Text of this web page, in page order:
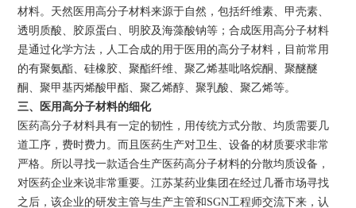
材料。天然医用高分子材料来源于自然，包括纤维素、甲壳素、
透明质酸、胶原蛋白、明胶及海藻酸钠等；合成医用高分子材料
是通过化学方法，人工合成的用于医用的高分子材料，目前常用
的有聚氨酯、硅橡胶、聚酯纤维、聚乙烯基吡咯烷酮、聚醚醚
酮、聚甲基丙烯酸甲酯、聚乙烯醇、聚乳酸、聚乙烯等。
三、医用高分子材料的细化
医药高分子材料具有一定的韧性，用传统方式分散、均质需要几
道工序，费时费力。而且医药生产对卫生、设备的材质要求非常
严格。所以寻找一款适合生产医药高分子材料的分散均质设备，
对医药企业来说非常重要。江苏某药业集团在经过几番市场寻找
之后，该企业的研发主管与生产主管和SGN工程师交流下来，认